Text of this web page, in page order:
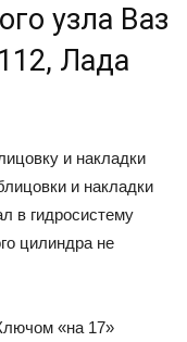
узла Ваз
Лада
и накладки
и накладки
в гидросистему
цилиндра не
«на 17»